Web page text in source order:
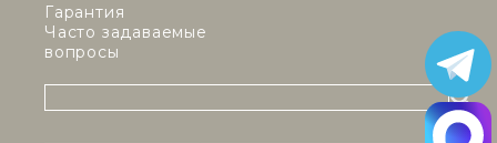
Гарантия
Часто задаваемые
вопросы